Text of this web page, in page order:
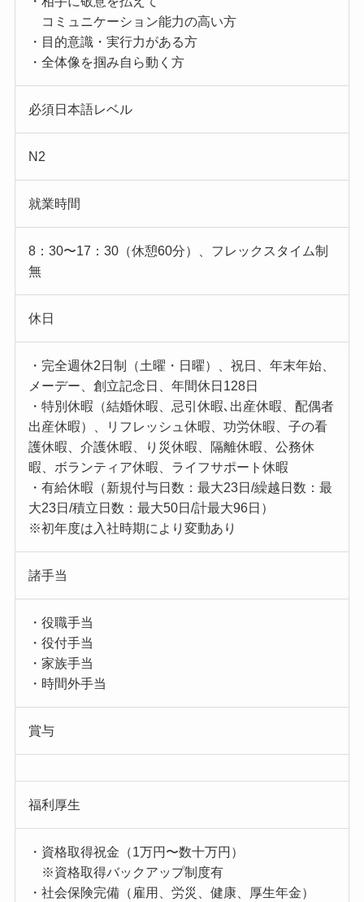
コミュニケーション能力の高い方
・目的意識・実行力がある方
・全体像を掴み自ら動く方
必須日本語レベル
N2
就業時間
8：30〜17：30（休憩60分）、フレックスタイム制
無
休日
・完全週休2日制（土曜・日曜）、祝日、年末年始、
メーデー、創立記念日、年間休日128日
・特別休暇（結婚休暇、忌引休暇､出産休暇、配偶者
出産休暇）、リフレッシュ休暇、功労休暇、子の看
護休暇、介護休暇、り災休暇、隔離休暇、公務休
暇、ボランティア休暇、ライフサポート休暇
・有給休暇（新規付与日数：最大23日/繰越日数：最
大23日/積立日数：最大50日/計最大96日）
※初年度は入社時期により変動あり
諸手当
・役職手当
・役付手当
・家族手当
・時間外手当
賞与
福利厚生
・資格取得祝金（1万円〜数十万円）
※資格取得バックアップ制度有
・社会保険完備（雇用、労災、健康、厚生年金）